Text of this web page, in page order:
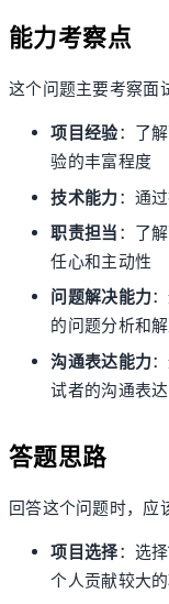
能力考察点
这个问题主要考察面
项目经验：了
验的丰富程度
技术能力 ：通
职责担当 ：了
任心和主动性
问题解决能力
的问题分析和
沟通表达能力
试者的沟通表
答题思路
回答这个问题时，应
项目选择：选
个人贡献较大